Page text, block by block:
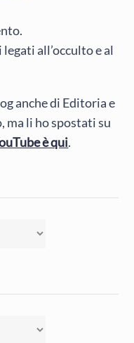
all’occulto e al
anche di Editoria e
ma li ho spostati su
è qui.